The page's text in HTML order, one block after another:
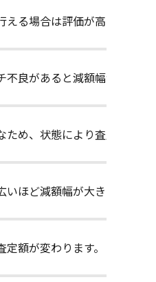
る場合は評価が高めです。
不良があると減額幅が大きく
ため、状態により査定額が変
いほど減額幅が大きくなりま
額が変わります。